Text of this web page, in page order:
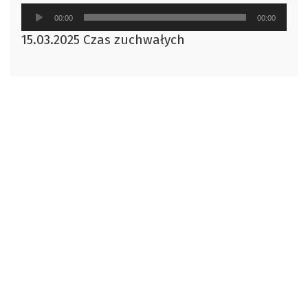
Odtwarzacz
plików
dźwiękowych
00:00 00:00
15.03.2025 Czas zuchwałych